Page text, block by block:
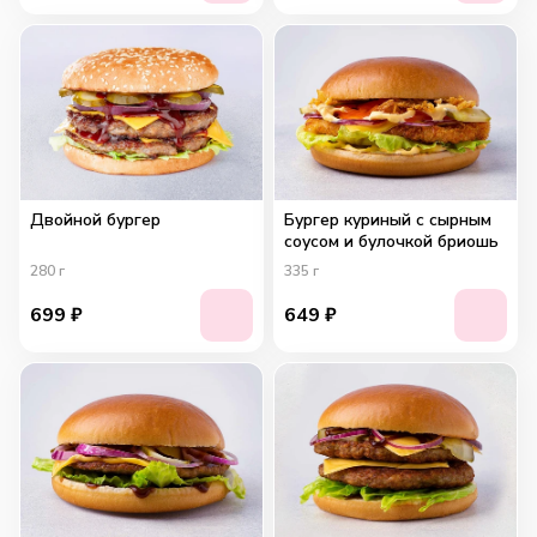
Двойной бургер
280 г
699 ₽
Бургер куриный с сырным
соусом и булочкой бриошь
335 г
649 ₽